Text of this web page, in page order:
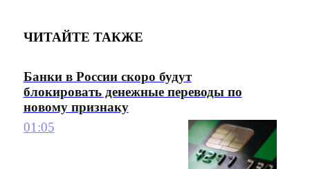
ЧИТАЙТЕ ТАКЖЕ
Банки в России скоро будут
блокировать денежные переводы по
новому признаку
01:05